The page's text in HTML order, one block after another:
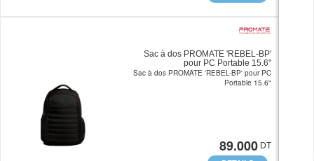
Sac à dos PROMATE 'REBEL-BP'
pour PC Portable 15.6"
Sac à dos PROMATE 'REBEL-BP' pour PC
Portable 15.6"
89.000 DT